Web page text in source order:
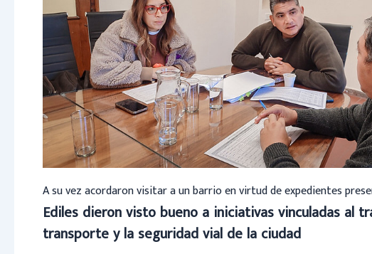
A su vez acordaron visitar a un barrio en virtud de expedientes
Ediles dieron visto bueno a iniciativas vinculadas al
transporte y la seguridad vial de la ciudad